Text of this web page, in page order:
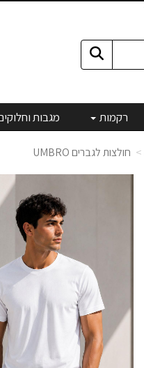
רקמות מגבות
חולצות לגברים UMBRO